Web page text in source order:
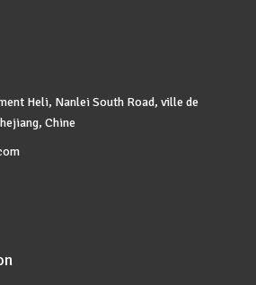
Heli, Nanlei South Road, ville de
Chine